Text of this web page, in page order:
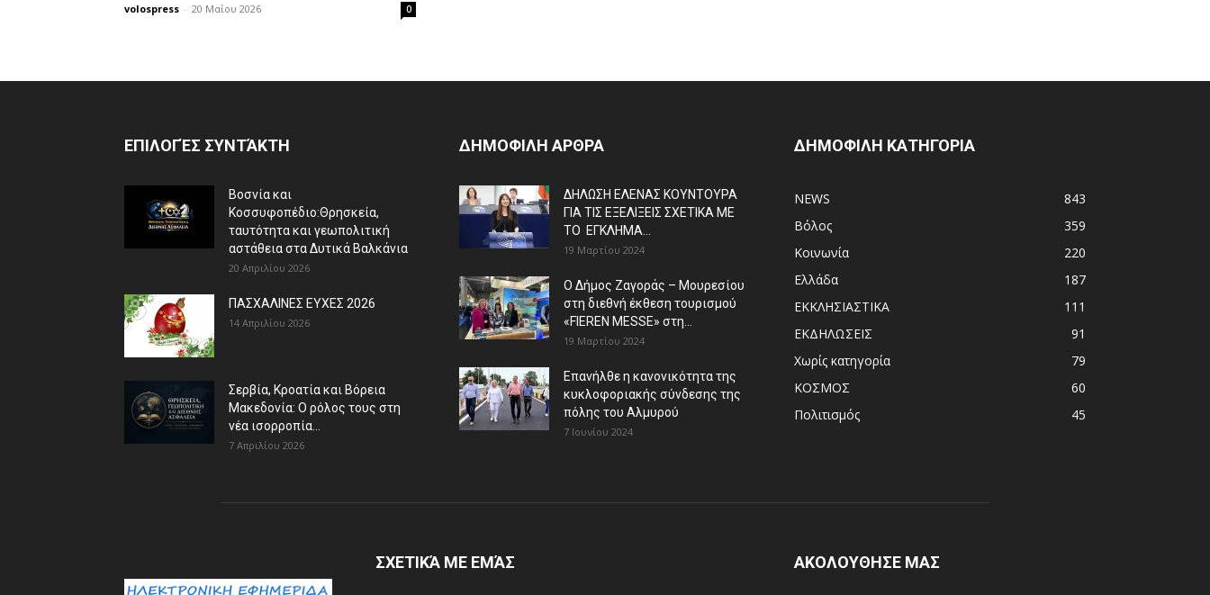
volospress - 20 Μαΐου 2026 0
ΕΠΙΛΟΓΈΣ ΣΥΝΤΆΚΤΗ
Βοσνία και
Κοσσυφοπέδιο:Θρησκεία,
ταυτότητα και γεωπολιτική
αστάθεια στα Δυτικά Βαλκάνια
20 Απριλίου 2026
ΠΑΣΧΑΛΙΝΕΣ ΕΥΧΕΣ 2026
14 Απριλίου 2026
Σερβία, Κροατία και Βόρεια
Μακεδονία: Ο ρόλος τους στη
νέα ισορροπία...
7 Απριλίου 2026
ΔΗΜΟΦΙΛΗ ΑΡΘΡΑ
ΔΗΛΩΣΗ ΕΛΕΝΑΣ ΚΟΥΝΤΟΥΡΑ
ΓΙΑ ΤΙΣ ΕΞΕΛΙΞΕΙΣ ΣΧΕΤΙΚΑ ΜΕ
ΤΟ ΕΓΚΛΗΜΑ...
19 Μαρτίου 2024
Ο Δήμος Ζαγοράς – Μουρεσίου
στη διεθνή έκθεση τουρισμού
«FIEREN MESSE» στη...
19 Μαρτίου 2024
Επανήλθε η κανονικότητα της
κυκλοφοριακής σύνδεσης της
πόλης του Αλμυρού
7 Ιουνίου 2024
ΔΗΜΟΦΙΛΗ ΚΑΤΗΓΟΡΙΑ
NEWS
843
Βόλος
359
Κοινωνία
220
Ελλάδα
187
ΕΚΚΛΗΣΙΑΣΤΙΚΑ
111
ΕΚΔΗΛΩΣΕΙΣ
91
Χωρίς κατηγορία
79
ΚΟΣΜΟΣ
60
Πολιτισμός
45
ΣΧΕΤΙΚΆ ΜΕ ΕΜΆΣ ΑΚΟΛΟΥΘΗΣΕ ΜΑΣ